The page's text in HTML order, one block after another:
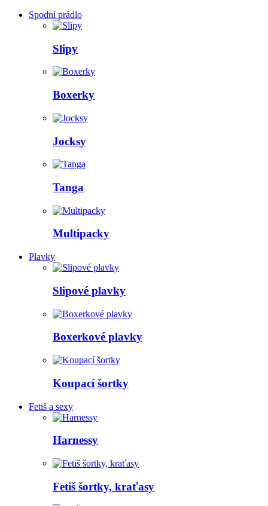
Spodní prádlo
Slipy
Boxerky
Jocksy
Tanga
Multipacky
Plavky
Slipové plavky
Boxerkové plavky
Koupací šortky
Fetiš a sexy
Harnessy
Fetiš šortky, kraťasy